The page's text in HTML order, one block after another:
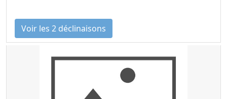
Voir les 2 déclinaisons